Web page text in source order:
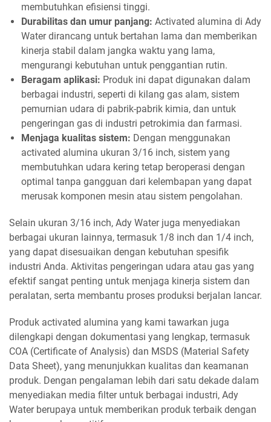
membutuhkan efisiensi tinggi.
Durabilitas dan umur panjang: Activated alumina di Ady
Water dirancang untuk bertahan lama dan memberikan
kinerja stabil dalam jangka waktu yang lama,
mengurangi kebutuhan untuk penggantian rutin.
Beragam aplikasi: Produk ini dapat digunakan dalam
berbagai industri, seperti di kilang gas alam, sistem
pemurnian udara di pabrik-pabrik kimia, dan untuk
pengeringan gas di industri petrokimia dan farmasi.
Menjaga kualitas sistem: Dengan menggunakan
activated alumina ukuran 3/16 inch, sistem yang
membutuhkan udara kering tetap beroperasi dengan
optimal tanpa gangguan dari kelembapan yang dapat
merusak komponen mesin atau sistem pengolahan.
Selain ukuran 3/16 inch, Ady Water juga menyediakan
berbagai ukuran lainnya, termasuk 1/8 inch dan 1/4 inch,
yang dapat disesuaikan dengan kebutuhan spesifik
industri Anda. Aktivitas pengeringan udara atau gas yang
efektif sangat penting untuk menjaga kinerja sistem dan
peralatan, serta membantu proses produksi berjalan lancar.
Produk activated alumina yang kami tawarkan juga
dilengkapi dengan dokumentasi yang lengkap, termasuk
COA (Certificate of Analysis) dan MSDS (Material Safety
Data Sheet), yang menunjukkan kualitas dan keamanan
produk. Dengan pengalaman lebih dari satu dekade dalam
menyediakan media filter untuk berbagai industri, Ady
Water berupaya untuk memberikan produk terbaik dengan